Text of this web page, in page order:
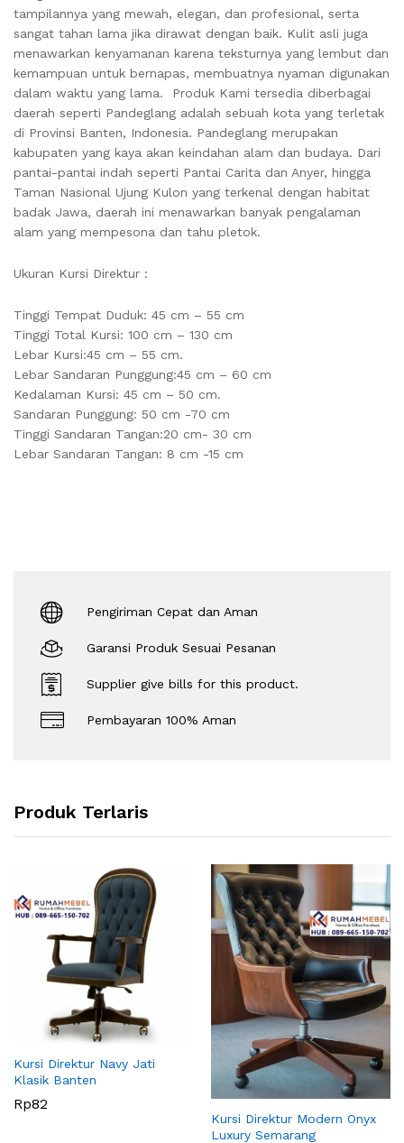
tampilannya yang mewah, elegan, dan profesional, serta
sangat tahan lama jika dirawat dengan baik. Kulit asli juga
menawarkan kenyamanan karena teksturnya yang lembut dan
kemampuan untuk bernapas, membuatnya nyaman digunakan
dalam waktu yang lama. Produk Kami tersedia diberbagai
daerah seperti Pandeglang adalah sebuah kota yang terletak
di Provinsi Banten, Indonesia. Pandeglang merupakan
kabupaten yang kaya akan keindahan alam dan budaya. Dari
pantai-pantai indah seperti Pantai Carita dan Anyer, hingga
Taman Nasional Ujung Kulon yang terkenal dengan habitat
badak Jawa, daerah ini menawarkan banyak pengalaman
alam yang mempesona dan tahu pletok.
Ukuran Kursi Direktur :
Tinggi Tempat Duduk: 45 cm – 55 cm
Tinggi Total Kursi: 100 cm – 130 cm
Lebar Kursi:45 cm – 55 cm.
Lebar Sandaran Punggung:45 cm – 60 cm
Kedalaman Kursi: 45 cm – 50 cm.
Sandaran Punggung: 50 cm -70 cm
Tinggi Sandaran Tangan:20 cm- 30 cm
Lebar Sandaran Tangan: 8 cm -15 cm
Pengiriman Cepat dan Aman
Garansi Produk Sesuai Pesanan
Supplier give bills for this product.
Pembayaran 100% Aman
Produk Terlaris
Kursi Direktur Navy Jati
Klasik Banten
Rp82
Kursi Direktur Modern Onyx
Luxury Semarang